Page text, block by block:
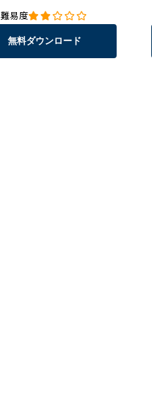
難易度
無料ダウンロード